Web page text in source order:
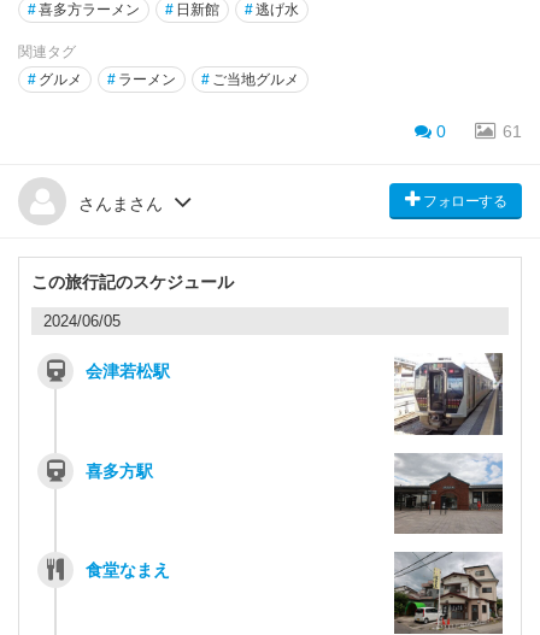
#喜多方ラーメン # 日新館 #逃げ水
関連タグ
# グルメ # ラーメン # ご当地グルメ
0 61
さんまさん フォローする
この旅行記のスケジュール
2024/06/05
会津若松駅
喜多方駅
食堂なまえ